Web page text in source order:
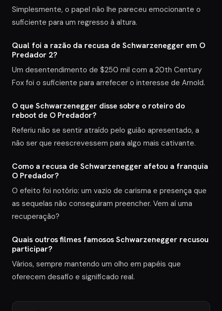
Simplesmente, o papel não lhe pareceu emocionante o
suficiente para um regresso à altura.
Qual foi a razão da recusa de Schwarzenegger em O
Predador 2?
Um desentendimento de $250 mil com a 20th Century
Fox foi o suficiente para arrefecer o interesse de Arnold.
O que Schwarzenegger disse sobre o roteiro do
reboot de O Predador?
Referiu não se sentir atraído pelo guião apresentado, a
não ser que reescrevessem para algo mais cativante.
Como a recusa de Schwarzenegger afetou a franquia
O Predador?
O efeito foi notório: um vazio de carisma e presença que
as sequelas não conseguiram preencher. Vem aí uma
recuperação?
Quais outros filmes famosos Schwarzenegger recusou
participar?
Vários, sempre mantendo um olho em papéis que
oferecem desafio e significado real.